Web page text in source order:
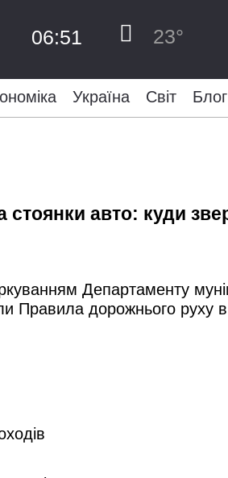
06:51 23°
Україна Світ Блог
авто: куди
Департаменту
Правила дорожнього руху в